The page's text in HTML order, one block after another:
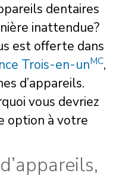
dentaires
inattendue?
est offerte dans
Trois-en-unMC,
d’appareils.
vous devriez
option à votre